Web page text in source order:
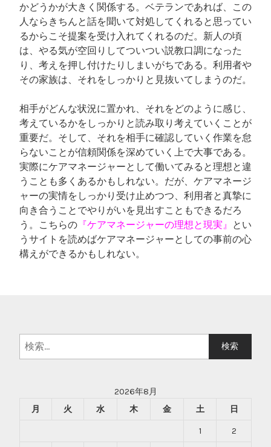
かどうかが大きく関係する。ベテランであれば、この
人ならきちんと話を聞いて対処してくれると思ってい
るからこそ提案を受け入れてくれるのだ。新人の頃
は、やる気が空回りしてついつい説教口調になった
り、考えを押し付けたりしまいがちである。利用者や
その家族は、それをしっかりと見抜いてしまうのだ。
相手がどんな状況に置かれ、それをどのように感じ、
考えているかをしっかりと読み取り考えていくことが
重要だ。そして、それを相手に確認していく作業を怠
らないことが信頼関係を深めていく上で大事である。
実際にケアマネージャーとして働いてみると理想と違
うことも多くあるかもしれない。だが、ケアマネージ
ャーの実情をしっかり受け止めつつ、利用者と真摯に
向き合うことでやりがいを見出すこともできるだろ
う。こちらの 『ケアマネージャーの理想と現実』 とい
うサイトを読めばケアマネージャーとしての事前の心
構えができるかもしれない。
検
索:
2026年8月
月
火 水 木 金 土 日
1 2